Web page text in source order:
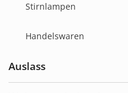
Stirnlampen
Handelswaren
Auslass